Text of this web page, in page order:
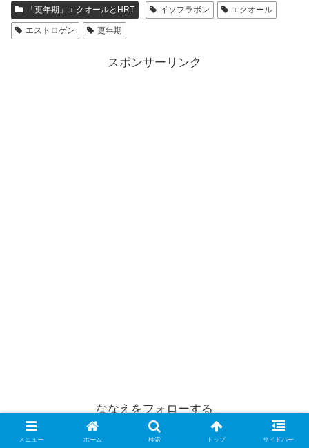
「更年期」エクオールとHRT イソフラボン エクオール
エストロゲン 更年期
スポンサーリンク
ななえをフォローする
メニュー ホーム 検索 トップ サイドバー